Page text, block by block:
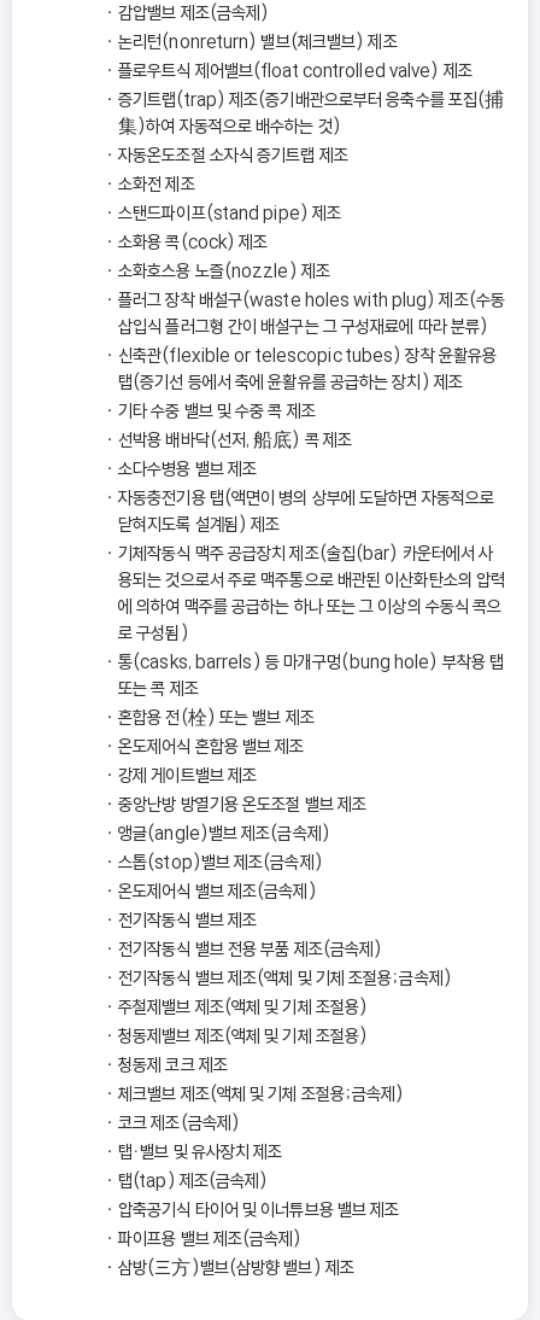
감압밸브 제조(금속제)
논리턴(nonreturn) 밸브(체크밸브) 제조
플로우트식 제어밸브(float controlled valve) 제조
증기트랩(trap) 제조(증기배관으로부터 응축수를 포집(捕
集)하여 자동적으로 배수하는 것)
자동온도조절 소자식 증기트랩 제조
소화전 제조
스탠드파이프(stand pipe) 제조
소화용 콕(cock) 제조
소화호스용 노즐(nozzle) 제조
플러그 장착 배설구(waste holes with plug) 제조(수동
삽입식 플러그형 간이 배설구는 그 구성재료에 따라 분류)
신축관(flexible or telescopic tubes) 장착 윤활유용
탭(증기선 등에서 축에 윤활유를 공급하는 장치) 제조
기타 수중 밸브 및 수중 콕 제조
선박용 배바닥(선저, 船底) 콕 제조
소다수병용 밸브 제조
자동충전기용 탭(액면이 병의 상부에 도달하면 자동적으로
닫혀지도록 설계됨) 제조
기체작동식 맥주 공급장치 제조(술집(bar) 카운터에서 사
용되는 것으로서 주로 맥주통으로 배관된 이산화탄소의 압력
에 의하여 맥주를 공급하는 하나 또는 그 이상의 수동식 콕으
로 구성됨)
통(casks, barrels) 등 마개구멍(bung hole) 부착용 탭
또는 콕 제조
혼합용 전(栓) 또는 밸브 제조
온도제어식 혼합용 밸브 제조
강제 게이트밸브 제조
중앙난방 방열기용 온도조절 밸브 제조
앵글(angle)밸브 제조(금속제)
스톱(stop)밸브 제조(금속제)
온도제어식 밸브 제조(금속제)
전기작동식 밸브 제조
전기작동식 밸브 전용 부품 제조(금속제)
전기작동식 밸브 제조(액체 및 기체 조절용；금속제)
주철제밸브 제조(액체 및 기체 조절용)
청동제밸브 제조(액체 및 기체 조절용)
청동제 코크 제조
체크밸브 제조(액체 및 기체 조절용；금속제)
코크 제조(금속제)
탭ㆍ밸브 및 유사장치 제조
탭(tap) 제조(금속제)
압축공기식 타이어 및 이너튜브용 밸브 제조
파이프용 밸브 제조(금속제)
삼방(三方)밸브(삼방향 밸브) 제조